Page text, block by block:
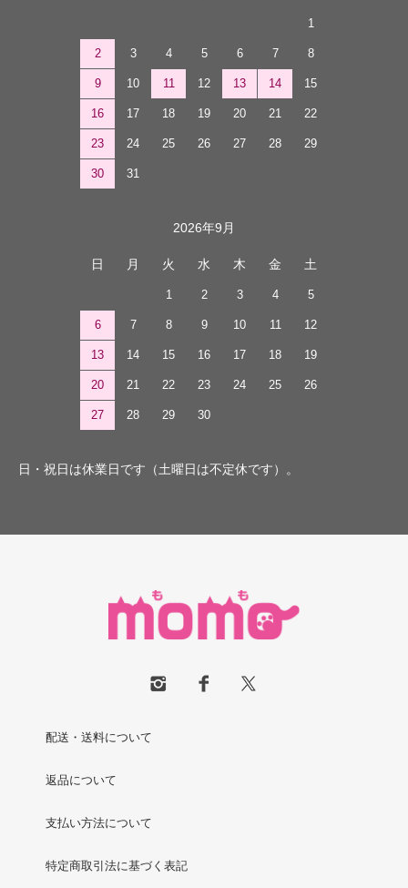
1
2 3 4 5 6 7 8
9 10 11 12 13 14 15
16 17 18 19 20 21 22
23 24 25 26 27 28 29
30 31
2026年9月
日 月 火 水 木 金 土
1 2 3 4 5
6 7 8 9 10 11 12
13 14 15 16 17 18 19
20 21 22 23 24 25 26
27 28 29 30
日・祝日は休業日です（土曜日は不定休です）。
配送・送料について
返品について
支払い方法について
特定商取引法に基づく表記